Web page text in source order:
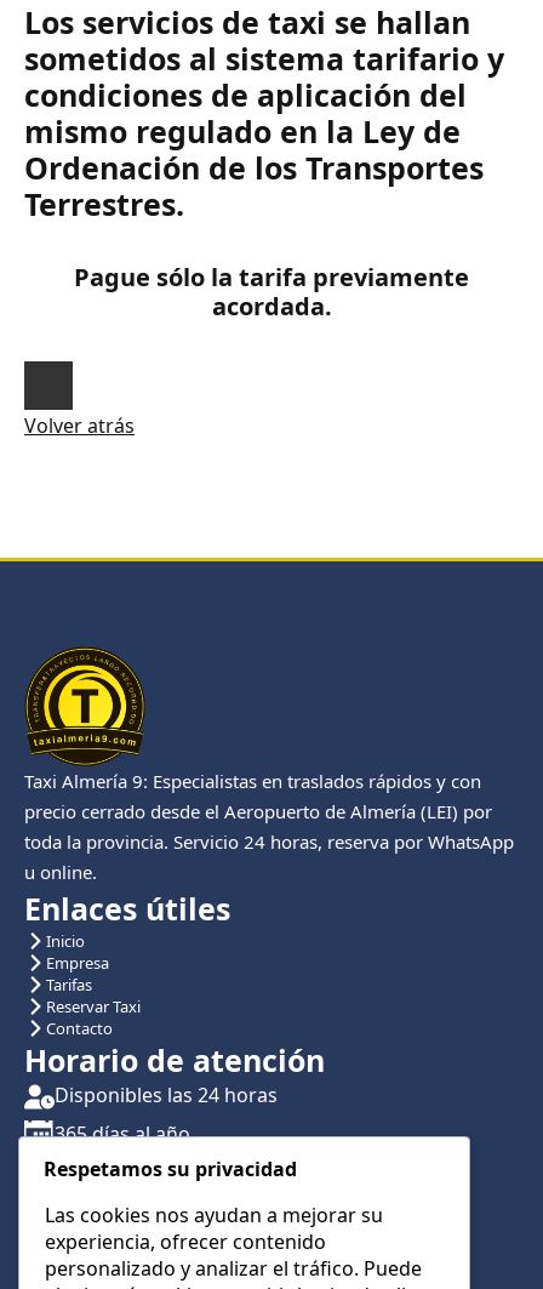
Los servicios de taxi se hallan
sometidos al sistema tarifario y
condiciones de aplicación del
mismo regulado en la Ley de
Ordenación de los Transportes
Terrestres.
Pague sólo la tarifa previamente
acordada.
Volver atrás
Taxi Almería 9: Especialistas en traslados rápidos y con
precio cerrado desde el Aeropuerto de Almería (LEI) por
toda la provincia. Servicio 24 horas, reserva por WhatsApp
u online.
Enlaces útiles
Inicio
Empresa
Tarifas
Reservar Taxi
Contacto
Horario de atención
Disponibles las 24 horas
365 días al año
Traslados con reserva previa
Atención por teléfono y WhatsApp 24/7
CONTÁCTANOS
Respetamos su privacidad
Las cookies nos ayudan a mejorar su
experiencia, ofrecer contenido
personalizado y analizar el tráfico. Puede